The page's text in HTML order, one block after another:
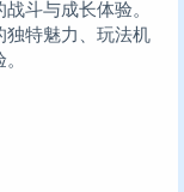
斗与成长体验。
独特魅力、玩法机